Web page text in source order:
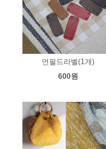
언필드라벨(1개)
600원